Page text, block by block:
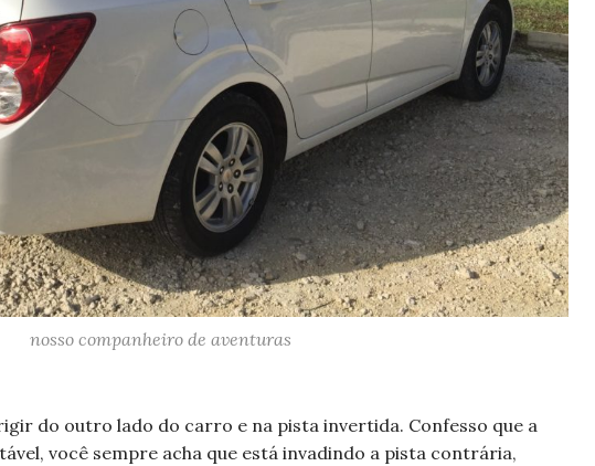
nosso companheiro de aventuras
do outro lado do carro e na pista invertida. Confesso que a
você sempre acha que está invadindo a pista contrária,